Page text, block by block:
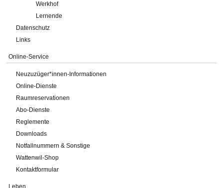
Werkhof
Lernende
Datenschutz
Links
Online-Service
Neuzuzüger*innen-Informationen
Online-Dienste
Raumreservationen
Abo-Dienste
Reglemente
Downloads
Notfallnummern & Sonstige
Wattenwil-Shop
Kontaktformular
Leben